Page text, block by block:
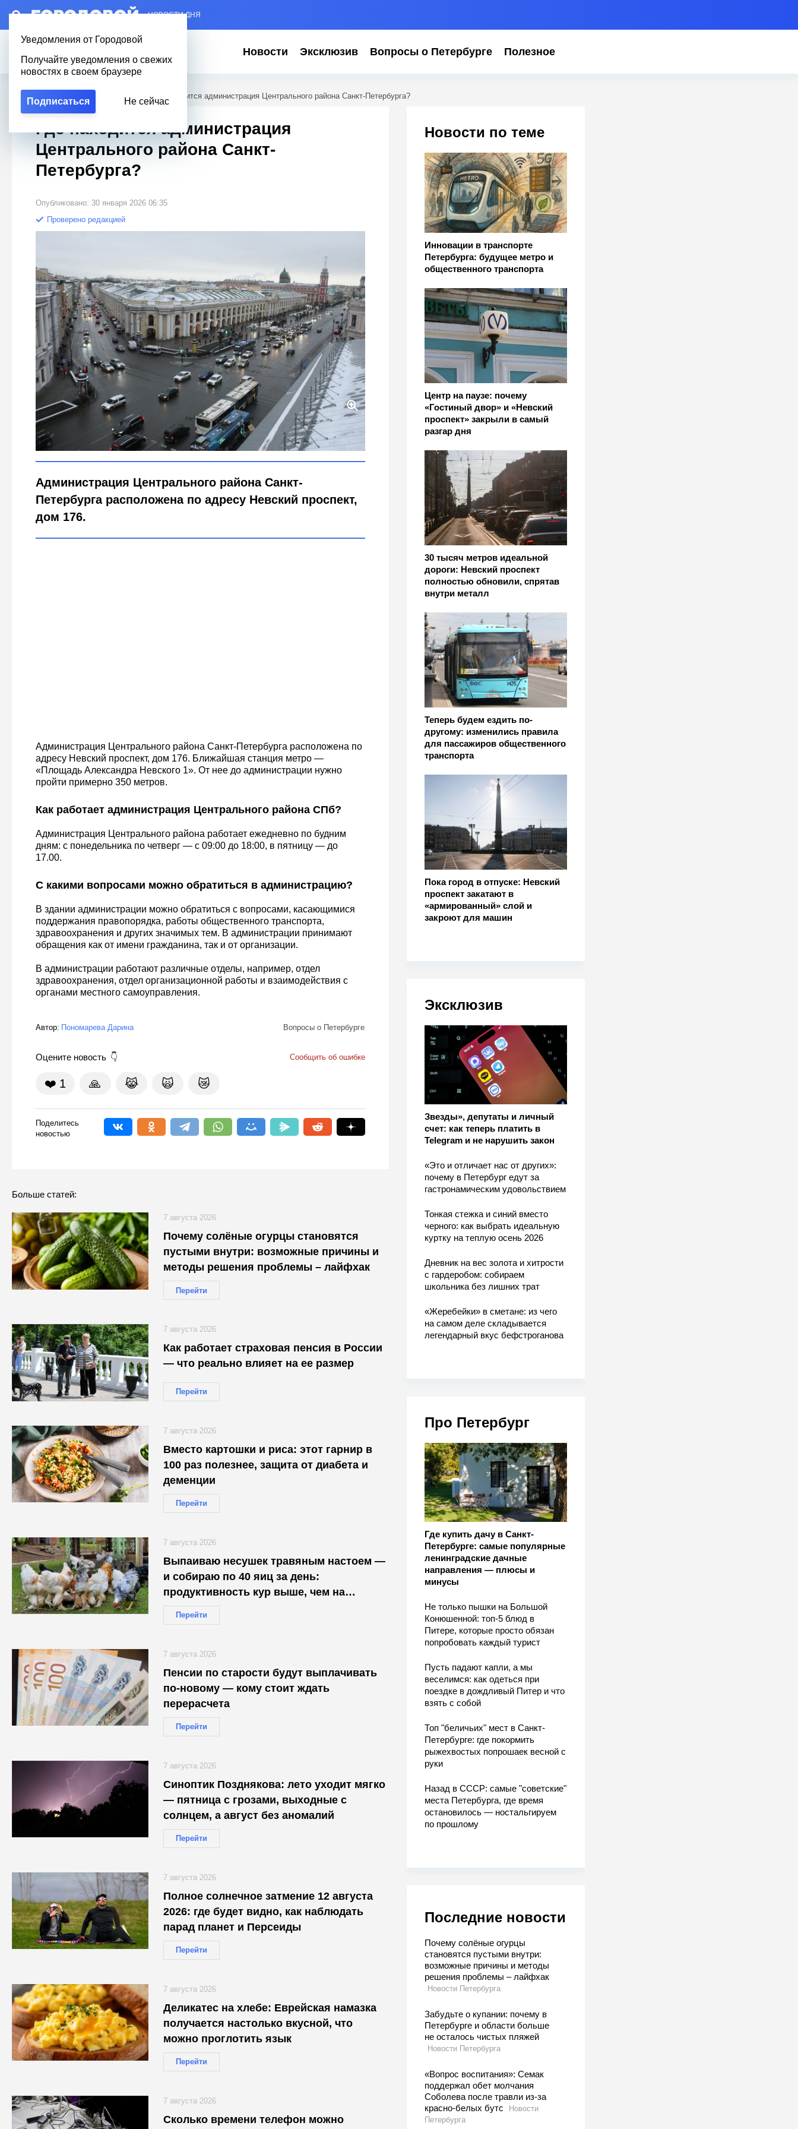
– НОВОСТИ ДНЯ
Уведомления от Городовой
Получайте уведомления о свежих
новостях в своем браузере
Подписаться Не сейчас
Новости Эксклюзив Вопросы о Петербурге Полезное
Городовой Вопросы о Петербурге Где находится администрация Центрального района Санкт-Петербурга?
Новости по теме
Инновации в транспорте
Петербурга: будущее метро и
общественного транспорта
Центр на паузе: почему
«Гостиный двор» и «Невский
проспект» закрыли в самый
разгар дня
30 тысяч метров идеальной
дороги: Невский проспект
полностью обновили, спрятав
внутри металл
Теперь будем ездить по-
другому: изменились правила
для пассажиров общественного
транспорта
Пока город в отпуске: Невский
проспект закатают в
«армированный» слой и
закроют для машин
Эксклюзив
Звезды», депутаты и личный
счет: как теперь платить в
Telegram и не нарушить закон
«Это и отличает нас от других»:
почему в Петербург едут за
гастронамическим удовольствием
Тонкая стежка и синий вместо
черного: как выбрать идеальную
куртку на теплую осень 2026
Дневник на вес золота и хитрости
с гардеробом: собираем
школьника без лишних трат
«Жеребейки» в сметане: из чего
на самом деле складывается
легендарный вкус бефстроганова
Про Петербург
Где купить дачу в Санкт-
Петербурге: самые популярные
ленинградские дачные
направления — плюсы и
минусы
Не только пышки на Большой
Конюшенной: топ-5 блюд в
Питере, которые просто обязан
попробовать каждый турист
Пусть падают капли, а мы
веселимся: как одеться при
поездке в дождливый Питер и что
взять с собой
Топ "беличьих" мест в Санкт-
Петербурге: где покормить
рыжехвостых попрошаек весной с
руки
Назад в СССР: самые "советские"
места Петербурга, где время
остановилось — ностальгируем
по прошлому
Последние новости
Почему солёные огурцы
становятся пустыми внутри:
возможные причины и методы
решения проблемы – лайфхак
Новости Петербурга
Забудьте о купании: почему в
Петербурге и области больше
не осталось чистых пляжей
Новости Петербурга
«Вопрос воспитания»: Семак
поддержал обет молчания
Соболева после травли из-за
красно-белых бутс
Новости
Петербурга
Где находится администрация
Центрального района Санкт-
Петербурга?
Опубликовано: 30 января 2026 06:35
Проверено редакцией
Где находится администрация Центрального района Санкт-Петербурга?
Global Look Press/Zamir Usmanov
Администрация Центрального района Санкт-
Петербурга расположена по адресу Невский проспект,
дом 176.
Администрация Центрального района Санкт-Петербурга расположена по
адресу Невский проспект, дом 176. Ближайшая станция метро —
«Площадь Александра Невского 1». От нее до администрации нужно
пройти примерно 350 метров.
Как работает администрация Центрального района СПб?
Администрация Центрального района работает ежедневно по будним
дням: с понедельника по четверг — с 09:00 до 18:00, в пятницу — до
17.00.
С какими вопросами можно обратиться в администрацию?
В здании администрации можно обратиться с вопросами, касающимися
поддержания правопорядка, работы общественного транспорта,
здравоохранения и других значимых тем. В администрации принимают
обращения как от имени гражданина, так и от организации.
В администрации работают различные отделы, например, отдел
здравоохранения, отдел организационной работы и взаимодействия с
органами местного самоуправления.
Автор: Пономарева Дарина Вопросы о Петербурге
Оцените новость Сообщить об ошибке
❤️ 1 🙏 😹 🙀 😿
Поделитесь
новостью
Больше статей:
Почему солёные огурцы становятся
пустыми внутри: возможные причины и
методы решения проблемы – лайфхак
Перейти
7 августа 2026
Как работает страховая пенсия в России
— что реально влияет на ее размер
Перейти
7 августа 2026
Вместо картошки и риса: этот гарнир в
100 раз полезнее, защита от диабета и
деменции
Перейти
7 августа 2026
Выпаиваю несушек травяным настоем —
и собираю по 40 яиц за день:
продуктивность кур выше, чем на
Перейти
7 августа 2026
Пенсии по старости будут выплачивать
по-новому — кому стоит ждать
перерасчета
Перейти
7 августа 2026
Синоптик Позднякова: лето уходит мягко
— пятница с грозами, выходные с
солнцем, а август без аномалий
Перейти
7 августа 2026
Полное солнечное затмение 12 августа
2026: где будет видно, как наблюдать
парад планет и Персеиды
Перейти
7 августа 2026
Деликатес на хлебе: Еврейская намазка
получается настолько вкусной, что
можно проглотить язык
Перейти
7 августа 2026
Сколько времени телефон можно
7 августа 2026